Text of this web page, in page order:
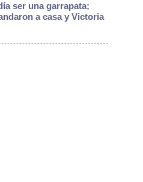
ser una garrapata;
a casa y Victoria